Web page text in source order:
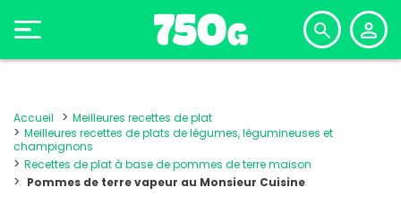
Accueil
Meilleures recettes de plat
Meilleures recettes de plats de légumes, légumineuses et
champignons
Recettes de plat à base de pommes de terre maison
Pommes de terre vapeur au Monsieur Cuisine